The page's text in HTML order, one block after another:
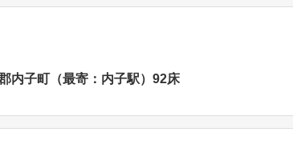
内子町（最寄：内子駅）92床